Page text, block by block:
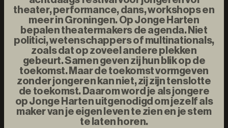
theater, performance, dans, workshops en
meer in Groningen. Op Jonge Harten
bepalen theatermakers de agenda. Niet
politici, wetenschappers of multinationals,
zoals dat op zoveel andere plekken
gebeurt. Samen geven zij hun blik op de
toekomst. Maar de toekomst vormgeven
zonder jongeren kan niet, zij zijn tenslotte
de toekomst. Daarom word je als jongere
op Jonge Harten uitgenodigd om jezelf als
maker van je eigen leven te zien en je stem
te laten horen.